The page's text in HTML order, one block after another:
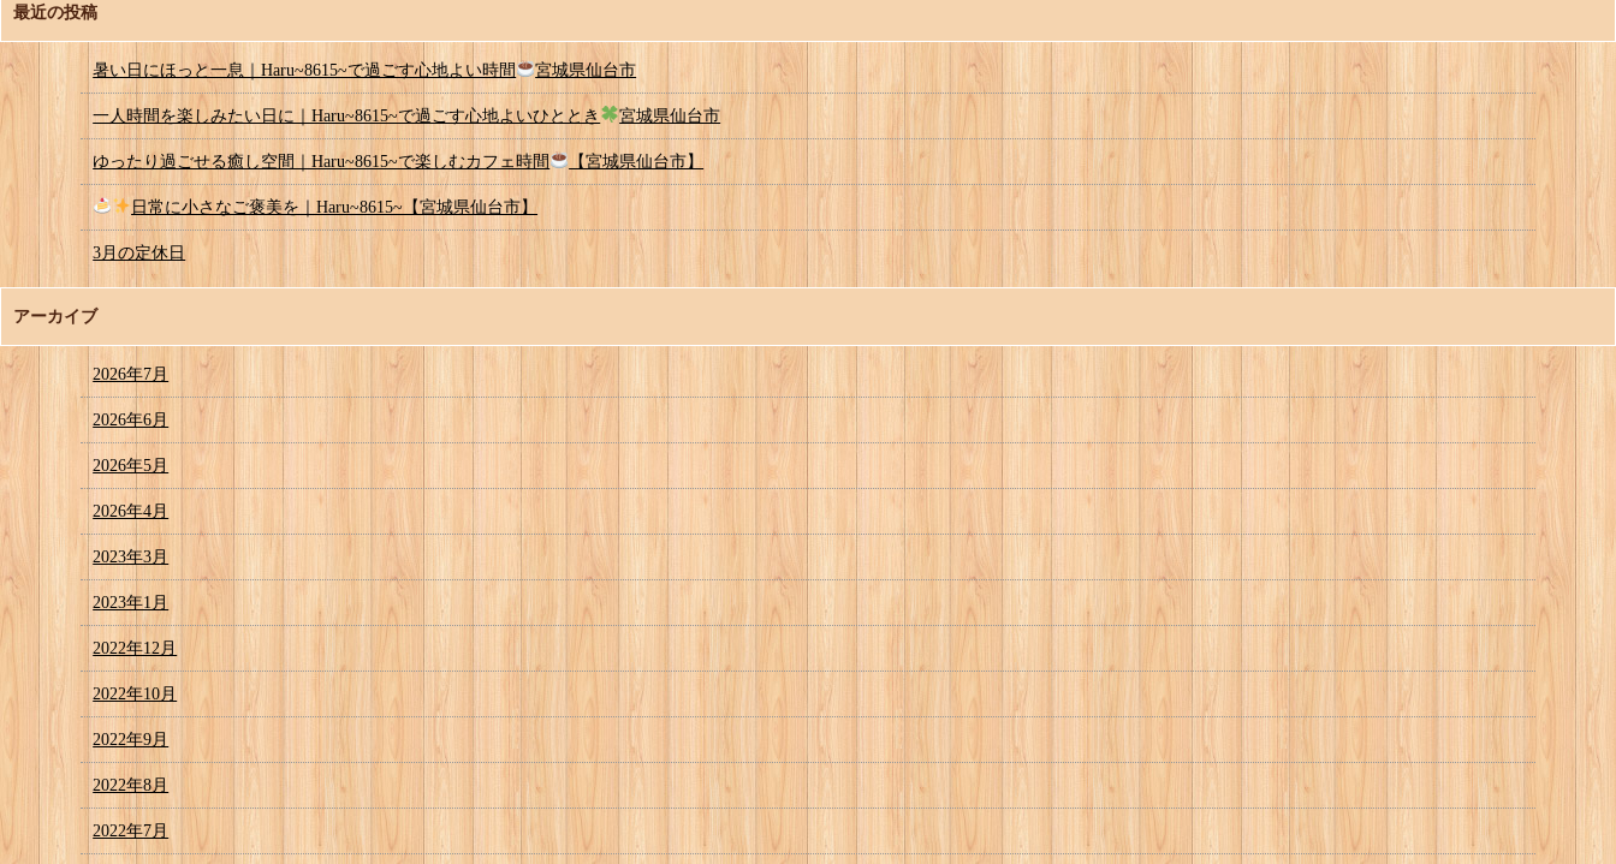
最近の投稿
暑い日にほっと一息｜Haru~8615~で過ごす心地よい時間 宮城県仙台市
一人時間を楽しみたい日に｜Haru~8615~で過ごす心地よいひととき 宮城県仙台市
ゆったり過ごせる癒し空間｜Haru~8615~で楽しむカフェ時間 【宮城県仙台市】
日常に小さなご褒美を｜Haru~8615~【宮城県仙台市】
3月の定休日
アーカイブ
2026年7月
2026年6月
2026年5月
2026年4月
2023年3月
2023年1月
2022年12月
2022年10月
2022年9月
2022年8月
2022年7月